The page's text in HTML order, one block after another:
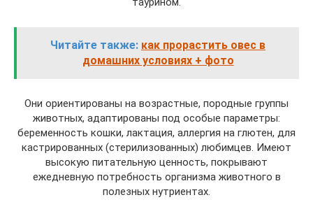
Читайте также: как прорастить овес в
домашних условиях + фото
Они ориентированы на возрастные, породные группы
животных, адаптированы под особые параметры:
беременность кошки, лактация, аллергия на глютен, для
кастрированных (стерилизованных) любимцев. Имеют
высокую питательную ценность, покрывают
ежедневную потребность организма животного в
полезных нутриентах.